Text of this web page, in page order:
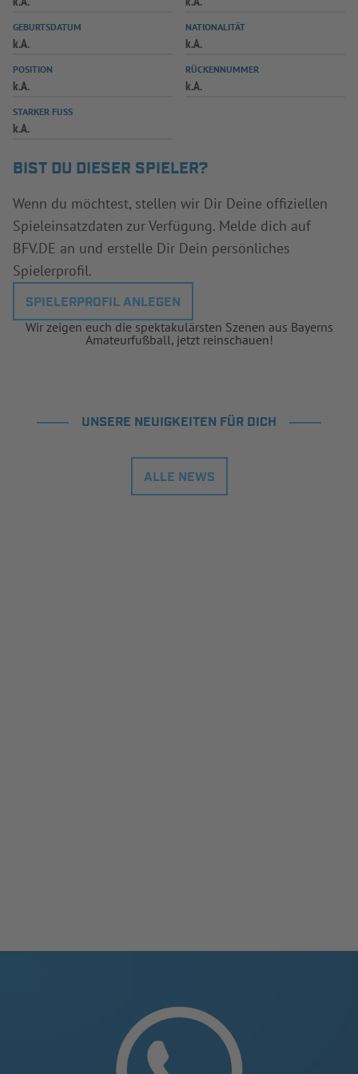
SPIELPLUS
GEBURTSDATUM
k.A.
NATIONALITÄT
k.A.
POSITION
k.A.
RÜCKENNUMMER
k.A.
STARKER FUSS
k.A.
BIST DU DIESER SPIELER?
Wenn du möchtest, stellen wir Dir Deine offiziellen
Spieleinsatzdaten zur Verfügung. Melde dich auf
BFV.DE an und erstelle Dir Dein persönliches
Spielerprofil.
SPIELERPROFIL ANLEGEN
Wir zeigen euch die spektakulärsten Szenen aus Bayerns
Amateurfußball, jetzt reinschauen!
UNSERE NEUIGKEITEN FÜR DICH
ALLE NEWS